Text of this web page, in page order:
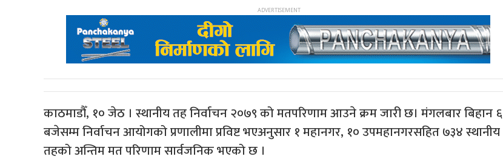
काठमाडौँ, १० जेठ । स्थानीय तह निर्वाचन २०७९ को मतपरिणाम आउने क्रम जारी छ। मंगलबार बिहान ६
बजेसम्म निर्वाचन आयोगको प्रणालीमा प्रविष्ट भएअनुसार १ महानगर, १० उपमहानगरसहित ७३४ स्थानीय
तहको अन्तिम मत परिणाम सार्वजनिक भएको छ ।